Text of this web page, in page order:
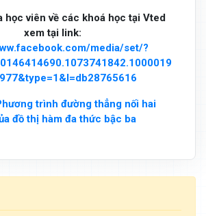
học viên về các khoá học tại Vted
xem tại link:
media/set/?
trình đường thẳng nối hai
đồ thị hàm đa thức bậc ba